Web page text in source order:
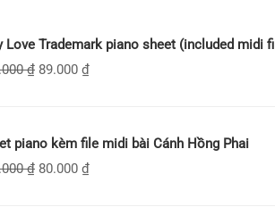
Love Trademark piano sheet (included midi
₫ 89.000 ₫
piano kèm file midi bài Cánh Hồng Phai
₫ 80.000 ₫